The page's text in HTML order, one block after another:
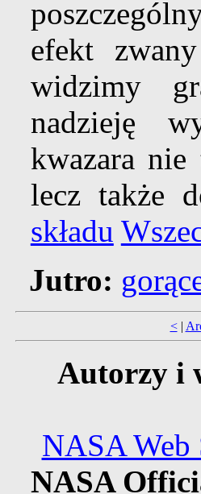
efekt zwany
widzimy
nadzieję
kwazara
lecz także
składu
Jutro:
<|
Autorzy i
NASA Web
NASA